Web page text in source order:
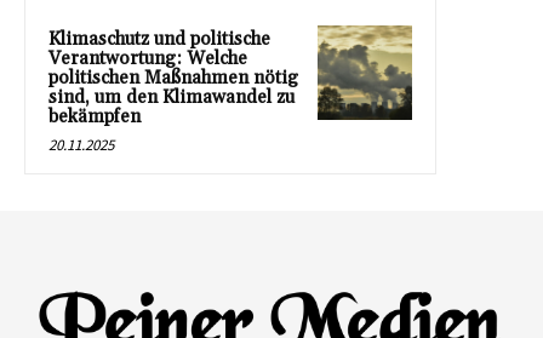
Klimaschutz und politische
Verantwortung: Welche
politischen Maßnahmen nötig
sind, um den Klimawandel zu
bekämpfen
20.11.2025